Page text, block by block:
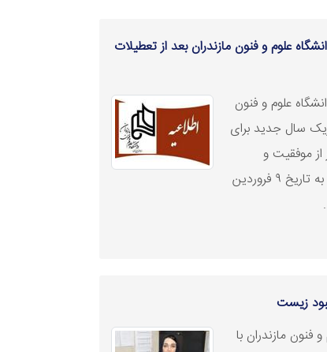
علوم و فنون مازندران بعد از تعطیلات
علوم و فنون
سال جدید برای
از موفقیت و
سربلندی، پیرو ابلاغیه‌ شماره‌ ۱۱ / ۳۴۵ به تاریخ ۹ فروردین
زیست
مازندران با